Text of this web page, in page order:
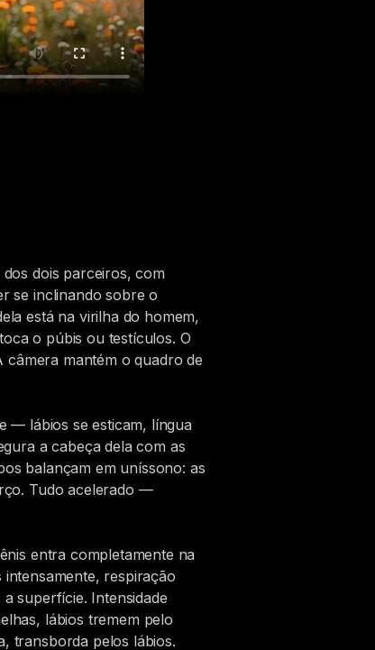
dois parceiros, com
se inclinando sobre o
está na virilha do homem,
o púbis ou testículos. O
câmera mantém o quadro de
— lábios se esticam, língua
a cabeça dela com as
balançam em uníssono: as
Tudo acelerado —
entra completamente na
respiração
superfície. Intensidade
lábios tremem pelo
transborda pelos lábios.